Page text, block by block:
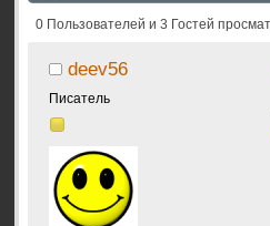
0 Пользователей и 3 Гостей
deev56
Писатель